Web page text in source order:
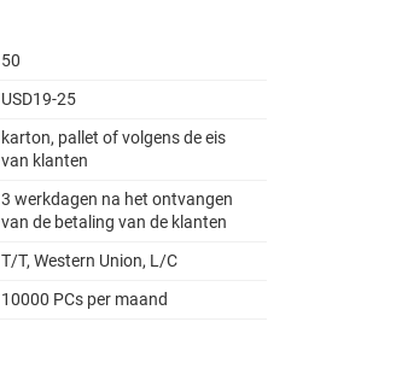
50
USD19-25
karton, pallet of volgens de eis
van klanten
3 werkdagen na het ontvangen
van de betaling van de klanten
T/T, Western Union, L/C
10000 PCs per maand